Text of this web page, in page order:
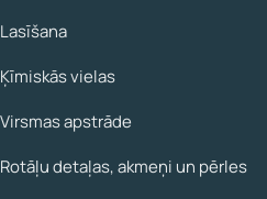
Lasīšana
Ķīmiskās vielas
Virsmas apstrāde
Rotāļu detaļas, akmeņi un pērles